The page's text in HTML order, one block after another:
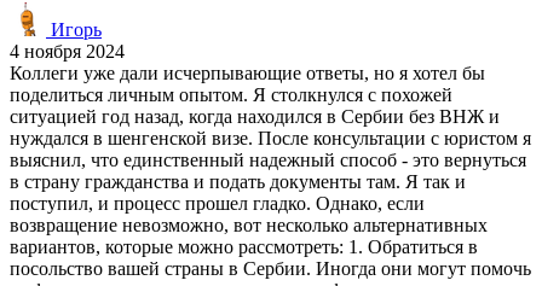
Игорь
4 ноября 2024
Коллеги уже дали исчерпывающие ответы, но я хотел бы
поделиться личным опытом. Я столкнулся с похожей
ситуацией год назад, когда находился в Сербии без ВНЖ и
нуждался в шенгенской визе. После консультации с юристом я
выяснил, что единственный надежный способ - это вернуться
в страну гражданства и подать документы там. Я так и
поступил, и процесс прошел гладко. Однако, если
возвращение невозможно, вот несколько альтернативных
вариантов, которые можно рассмотреть: 1. Обратиться в
посольство вашей страны в Сербии. Иногда они могут помочь